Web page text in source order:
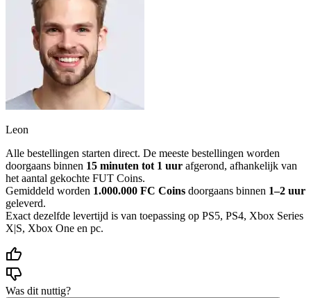
Leon
Alle bestellingen starten direct. De meeste bestellingen worden
doorgaans binnen 15 minuten tot 1 uur afgerond, afhankelijk van
het aantal gekochte FUT Coins.
Gemiddeld worden 1.000.000 FC Coins doorgaans binnen 1–2 uur
geleverd.
Exact dezelfde levertijd is van toepassing op PS5, PS4, Xbox Series
X|S, Xbox One en pc.
Was dit nuttig?